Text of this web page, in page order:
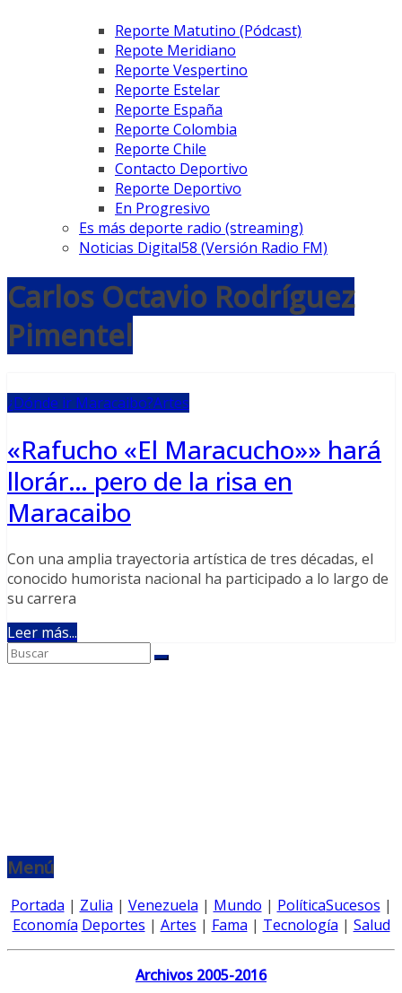
Reporte Matutino (Pódcast)
Repote Meridiano
Reporte Vespertino
Reporte Estelar
Reporte España
Reporte Colombia
Reporte Chile
Contacto Deportivo
Reporte Deportivo
En Progresivo
Es más deporte radio (streaming)
Noticias Digital58 (Versión Radio FM)
Carlos Octavio Rodríguez
Pimentel
¿Dónde ir Maracaibo?Artes
«Rafucho «El Maracucho»» hará
llorár… pero de la risa en
Maracaibo
Con una amplia trayectoria artística de tres décadas, el
conocido humorista nacional ha participado a lo largo de
su carrera
Leer más...
Menú
Portada | Zulia | Venezuela | Mundo | PolíticaSucesos |
Economía Deportes | Artes | Fama | Tecnología | Salud
Archivos 2005-2016